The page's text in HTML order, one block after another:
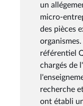
un
micro-
des pièces
référentiel
chargés de
recherche
ont établi